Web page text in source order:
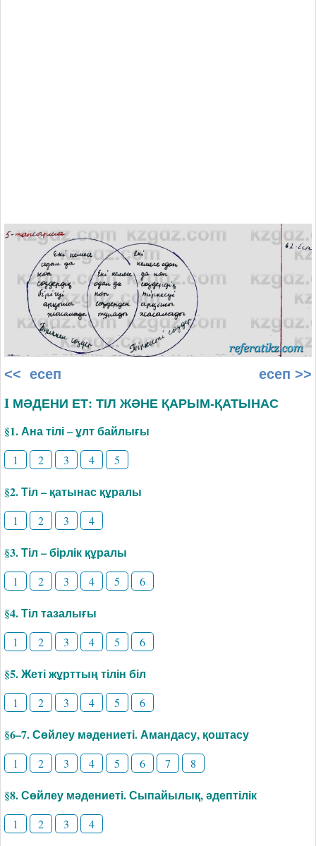
<< есеп есеп >>
I МӘДЕНИ ЕТ: ТІЛ ЖӘНЕ ҚАРЫМ-ҚАТЫНАС
§1. Ана тілі – ұлт байлығы
1 2 3 4 5
§2. Тіл – қатынас құралы
1 2 3 4
§3. Тіл – бірлік құралы
1 2 3 4 5 6
§4. Тіл тазалығы
1 2 3 4 5 6
§5. Жеті жұрттың тілін біл
1 2 3 4 5 6
§6–7. Сөйлеу мәдениеті. Амандасу, қоштасу
1 2 3 4 5 6 7 8
§8. Сөйлеу мәдениеті. Сыпайылық, әдептілік
1 2 3 4